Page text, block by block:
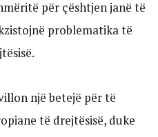
për çështjen janë të
problematika të
një betejë për të
të drejtësisë, duke